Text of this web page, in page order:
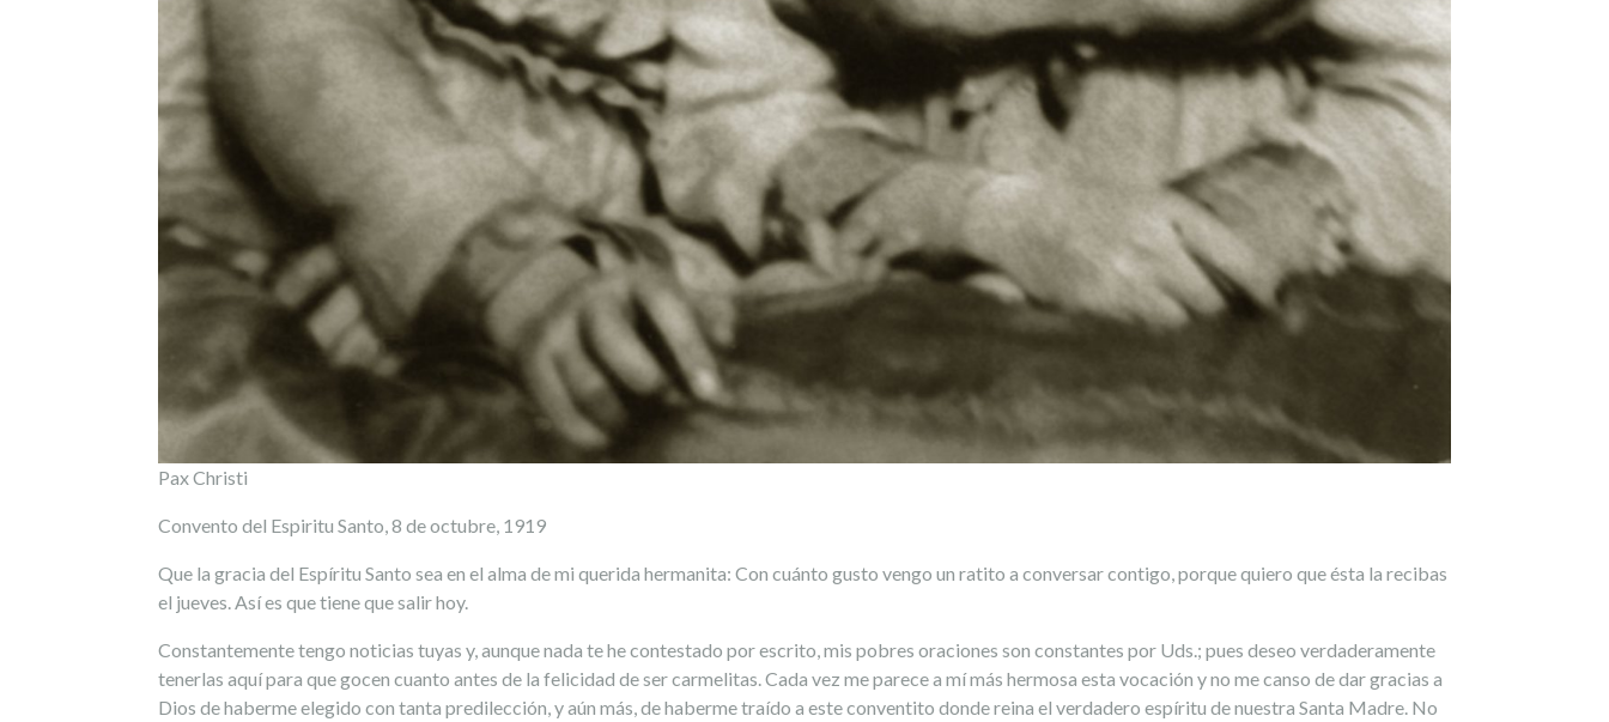
Pax Christi
Convento del Espiritu Santo, 8 de octubre, 1919
Que la gracia del Espíritu Santo sea en el alma de mi querida hermanita: Con cuánto gusto vengo un ratito a conversar contigo, porque quiero que ésta la recibas
el jueves. Así es que tiene que salir hoy.
Constantemente tengo noticias tuyas y, aunque nada te he contestado por escrito, mis pobres oraciones son constantes por Uds.; pues deseo verdaderamente
tenerlas aquí para que gocen cuanto antes de la felicidad de ser carmelitas. Cada vez me parece a mí más hermosa esta vocación y no me canso de dar gracias a
Dios de haberme elegido con tanta predilección, y aún más, de haberme traído a este conventito donde reina el verdadero espíritu de nuestra Santa Madre. No